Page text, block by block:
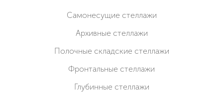
Cамонесущие стеллажи
Архивные стеллажи
Полочные складские стеллажи
Фронтальные стеллажи
Глубинные стеллажи